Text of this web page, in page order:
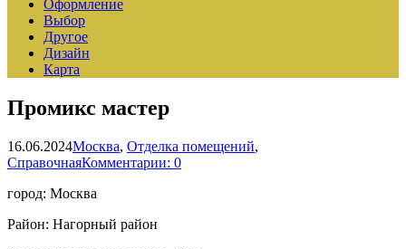
Оформление
Выбор
Другое
Дизайн
Карта
Промикс мастер
16.06.2024Москва, Отделка помещений,
СправочнаяКомментарии: 0
город: Москва
Район: Нагорный район